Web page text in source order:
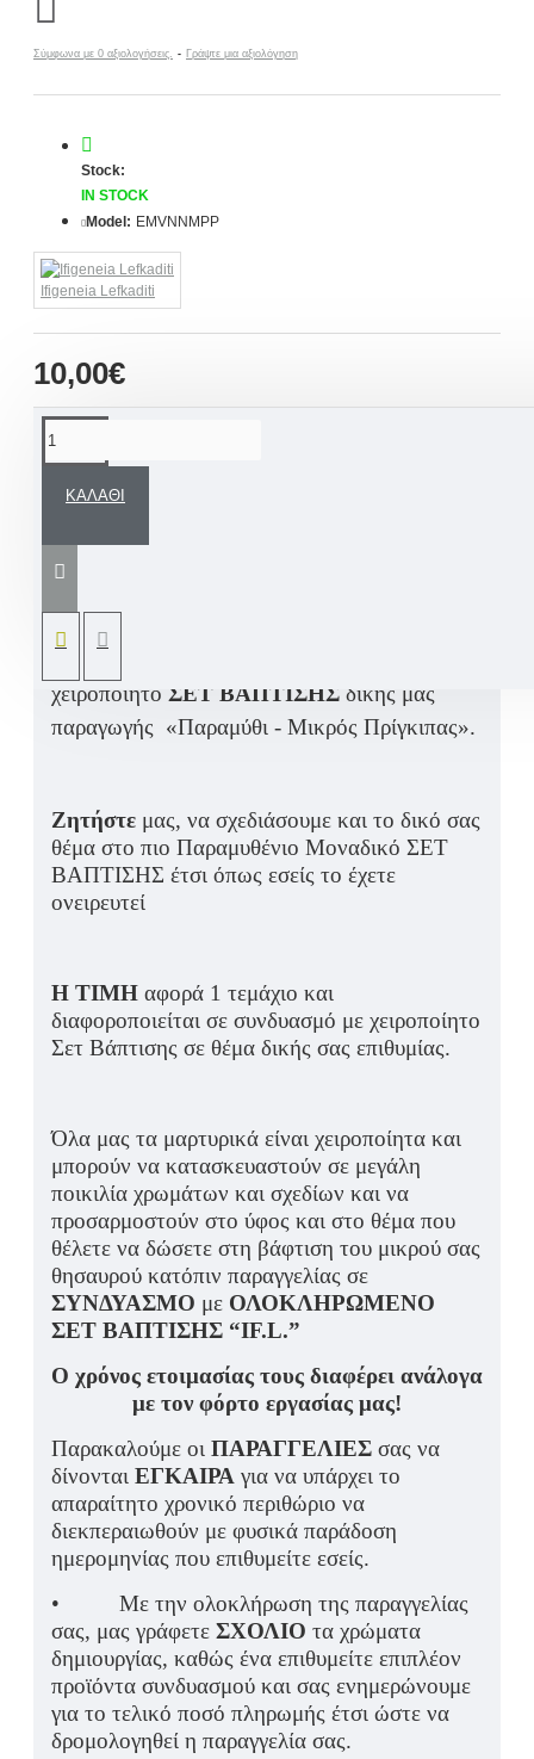
Σύμφωνα με 0 αξιολογήσεις. - Γράψτε μια αξιολόγηση
10,00€
Stock:
IN STOCK
Model: EMVNNMPP
Ifigeneia Lefkaditi
ΚΑΛΆΘΙ
μπαμπά, τον νονό, την νονά, την μαμά, τον
απόχρωση δέρματος και γρι ή απόχρωση
χειροποίητο ΣΕΤ ΒΑΠΤΙΣΗΣ δικής μας
παραγωγής «Παραμύθι - Μικρός Πρίγκιπας».
Ζητήστε μας, να σχεδιάσουμε και το δικό σας
θέμα στο πιο Παραμυθένιο Μοναδικό ΣΕΤ
ΒΑΠΤΙΣΗΣ έτσι όπως εσείς το έχετε
ονειρευτεί
Η ΤΙΜΗ αφορά 1 τεμάχιο και
διαφοροποιείται σε συνδυασμό με χειροποίητο
Σετ Βάπτισης σε θέμα δικής σας επιθυμίας.
Όλα μας τα μαρτυρικά είναι χειροποίητα και
μπορούν να κατασκευαστούν σε μεγάλη
ποικιλία χρωμάτων και σχεδίων και να
προσαρμοστούν στο ύφος και στο θέμα που
θέλετε να δώσετε στη βάφτιση του μικρού σας
θησαυρού κατόπιν παραγγελίας σε
ΣΥΝΔΥΑΣΜΟ με ΟΛΟΚΛΗΡΩΜΕΝΟ
ΣΕΤ ΒΑΠΤΙΣΗΣ “IF.L.”
Ο χρόνος ετοιμασίας τους διαφέρει ανάλογα
με τον φόρτο εργασίας μας!
Παρακαλούμε οι ΠΑΡΑΓΓΕΛΙΕΣ σας να
δίνονται ΕΓΚΑΙΡΑ για να υπάρχει το
απαραίτητο χρονικό περιθώριο να
διεκπεραιωθούν με φυσικά παράδοση
ημερομηνίας που επιθυμείτε εσείς.
• Με την ολοκλήρωση της παραγγελίας
σας, μας γράφετε ΣΧΟΛΙΟ τα χρώματα
δημιουργίας, καθώς ένα επιθυμείτε επιπλέον
προϊόντα συνδυασμού και σας ενημερώνουμε
για το τελικό ποσό πληρωμής έτσι ώστε να
δρομολογηθεί η παραγγελία σας.